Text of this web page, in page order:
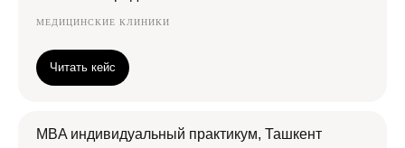
МЕДИЦИНСКИЕ КЛИНИКИ
Читать кейс
MBA индивидуальный практикум, Ташкент